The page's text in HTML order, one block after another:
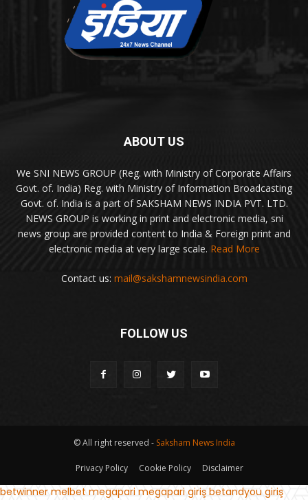
ABOUT US
We SNI NEWS GROUP (Reg. with Ministry of Corporate Affairs
Govt. of. India) Reg. with Ministry of Information Broadcasting
Govt. of. India is a part of SAKSHAM NEWS INDIA PVT. LTD.
NEWS GROUP is working in print and electronic media, sni
news group are provided content to India & Foreign print and
electronic media at very large scale. Read More
Contact us: mail@sakshamnewsindia.com
FOLLOW US
© All right reserved - Saksham News India
Privacy Policy Cookie Policy Disclaimer
betwinner melbet megapari megapari giriş betandyou giriş